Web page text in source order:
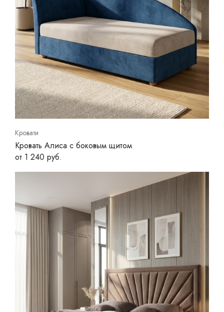
Кровати
Кровать Алиса с боковым щитом
от 1 240 руб.